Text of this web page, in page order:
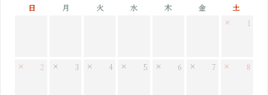
日 月 火 水 木 金
土
1
2 3 4 5 6 7 8